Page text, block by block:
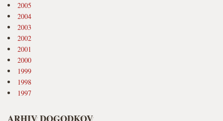
2005
2004
2003
2002
2001
2000
1999
1998
1997